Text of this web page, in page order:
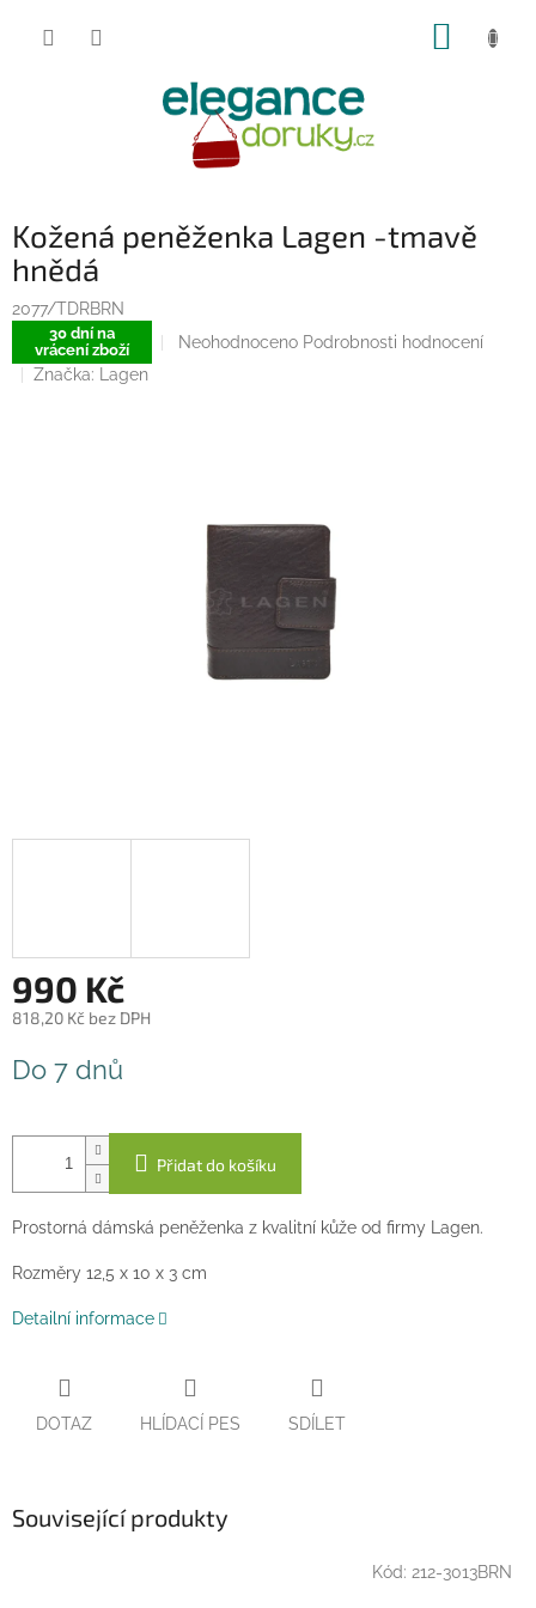
Kožená peněženka Lagen -tmavě
hnědá
2077/TDRBRN
30 dní na
vrácení zboží
Průměrné
Neohodnoceno Podrobnosti hodnocení
Značka: Lagen
990 Kč
818,20 Kč bez DPH
cena:
Do 7 dnů
Přidat do košíku
Prostorná dámská peněženka z kvalitní kůže od firmy Lagen.
Rozměry 12,5 x 10 x 3 cm
Detailní informace
DOTAZ HLÍDACÍ PES SDÍLET
Související produkty
Kód: 212-3013BRN